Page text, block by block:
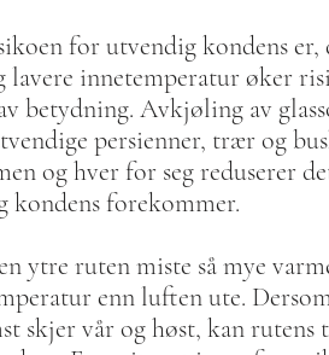
for utvendig kondens er,
lavere innetemperatur øker
betydning. Avkjøling av
persienner, trær og
og hver for seg reduserer
kondens forekommer.
ytre ruten miste så mye
enn luften ute.
skjer vår og høst, kan rutens